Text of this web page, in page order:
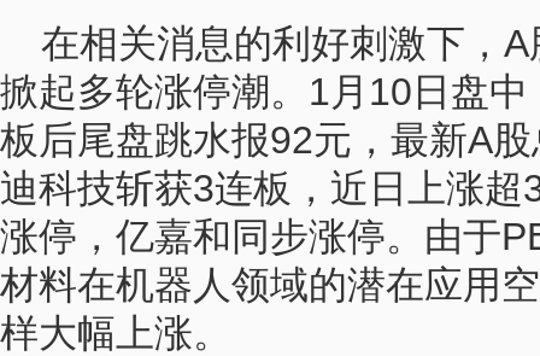
在相关消息的利好刺激下，
掀起多轮涨停潮。1月10日盘
板后尾盘跳水报92元，最新A
迪科技斩获3连板，近日上涨
涨停，亿嘉和同步涨停。由于
材料在机器人领域的潜在应用
样大幅上涨。